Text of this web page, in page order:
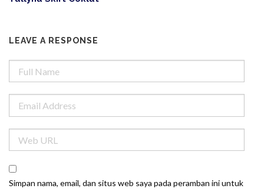
LEAVE A RESPONSE
Simpan nama, email, dan situs web saya pada peramban ini untuk